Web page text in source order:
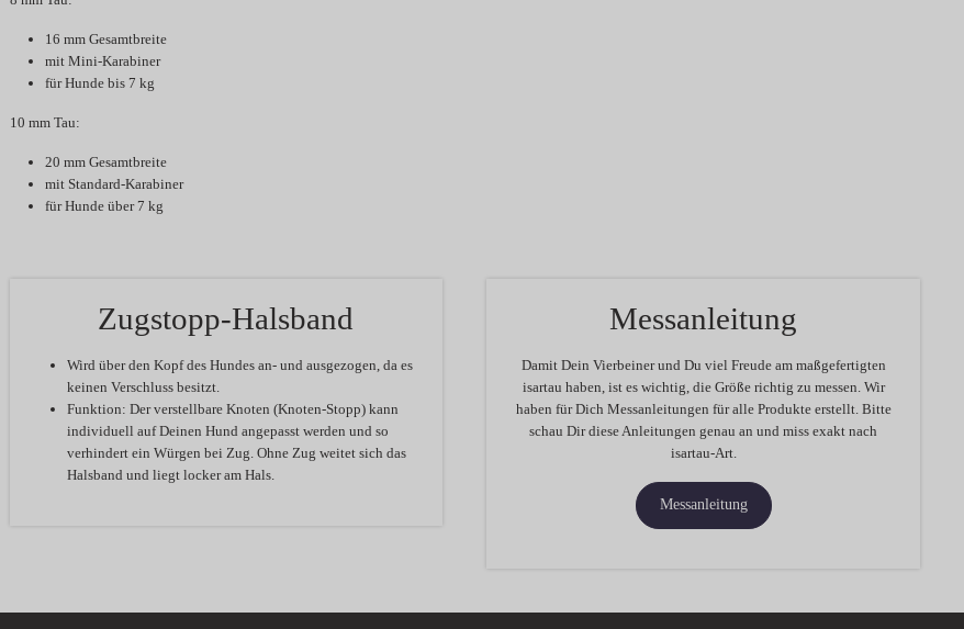
16 mm Gesamtbreite
mit Mini-Karabiner
für Hunde bis 7 kg
10 mm Tau:
20 mm Gesamtbreite
mit Standard-Karabiner
für Hunde über 7 kg
Zugstopp-Halsband
Wird über den Kopf des Hundes an- und ausgezogen, da es
keinen Verschluss besitzt.
Funktion: Der verstellbare Knoten (Knoten-Stopp) kann
individuell auf Deinen Hund angepasst werden und so
verhindert ein Würgen bei Zug. Ohne Zug weitet sich das
Halsband und liegt locker am Hals.
Messanleitung
Damit Dein Vierbeiner und Du viel Freude am maßgefertigten
isartau haben, ist es wichtig, die Größe richtig zu messen. Wir
haben für Dich Messanleitungen für alle Produkte erstellt. Bitte
schau Dir diese Anleitungen genau an und miss exakt nach
isartau-Art.
Messanleitung